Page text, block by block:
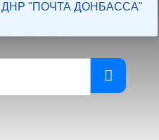
ДНР "ПОЧТА ДОНБАССА"